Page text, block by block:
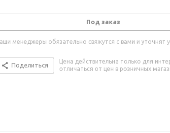
Под заказ
менеджеры обязательно свяжутся с вами и уточнят
Поделиться
Цена действительна только для
отличаться от цен в розничных